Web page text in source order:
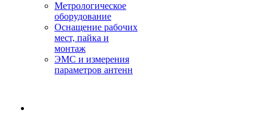
Метрологическое
оборудование
Оснащение рабочих
мест, пайка и
монтаж
ЭМС и измерения
параметров антенн